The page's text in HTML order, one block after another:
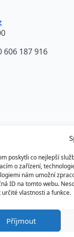
poskytli co nejlepší
o zařízení,
nám umožní
ID na tomto webu.
určité vlastnosti a funkce.
Příjmout
187 916
jsou výtvorem a
podle